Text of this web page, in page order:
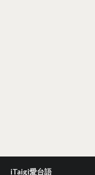
iTaigi愛台語